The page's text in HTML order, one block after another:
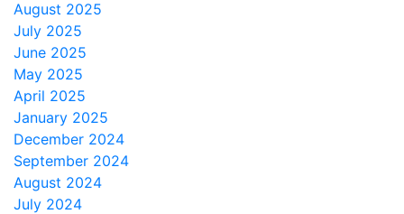
August 2025
July 2025
June 2025
May 2025
April 2025
January 2025
December 2024
September 2024
August 2024
July 2024